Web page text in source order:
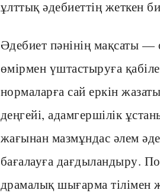
ұлттық әдебиеттің жеткен
Әдебиет пәнінің мақсаты —
өмірмен үштастыруға
нормаларға сай еркін
деңгейі, адамгершілік
жағынан мазмұндас әлем
бағалауға дағдыландыру.
драмалық шығарма тілімен